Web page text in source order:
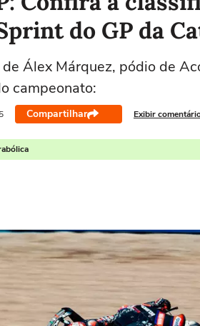
do GP da
Álex Márquez, pódio de
campeonato:
Compartilhar Exibir